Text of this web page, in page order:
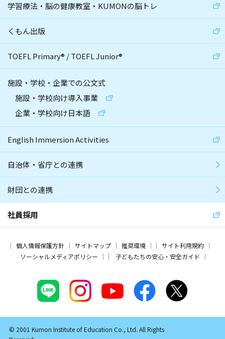
学習療法・脳の健康教室・KUMONの脳トレ
くもん出版
TOEFL Primary® /TOEFL Junior®
施設・学校・企業での公文式
施設・学校向け導入事業
企業・学校向け日本語
English Immersion Activities
自治体・省庁との連携
財団との連携
社員採用
個人情報保護方針 サイトマップ 推奨環境
サイト利用規約
ソーシャルメディアポリシー
子どもたちの安心・安全ガイド
© 2001 Kumon Institute of Education Co., Ltd. All Rights